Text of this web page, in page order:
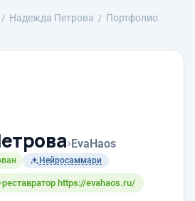
Надежда Петрова
Портфолио
›EvaHaos
Нейросаммари
https://evahaos.ru/